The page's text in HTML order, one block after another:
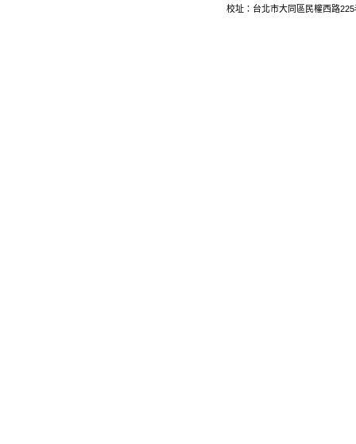
校址：台北市大同區民權西路